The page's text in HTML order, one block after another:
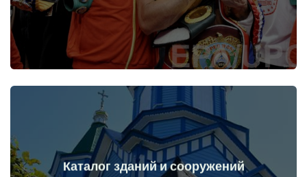
Каталог зданий и сооружений
Перейти